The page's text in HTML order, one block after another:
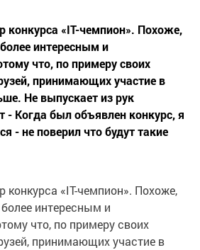
конкурса «IT-чемпион». Похоже,
интересным и
что, по примеру своих
принимающих участие в
Не выпускает из рук
- Когда был объявлен конкурс, я
- не поверил что будут такие
конкурса «IT-чемпион». Похоже,
интересным и
что, по примеру своих
принимающих участие в